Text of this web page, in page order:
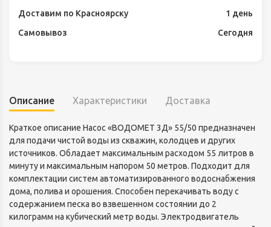
Доставим по Красноярску
1 день
Самовывоз
Сегодня
Описание Характеристики Доставка
Краткое описание Насос «ВОДОМЕТ 3Д» 55/50 предназначен
для подачи чистой воды из скважин, колодцев и других
источников. Обладает максимальным расходом 55 литров в
минуту и максимальным напором 50 метров. Подходит для
комплектации систем автоматизированного водоснабжения
дома, полива и орошения. Способен перекачивать воду с
содержанием песка во взвешенном состоянии до 2
килограмм на кубический метр воды. Электродвигатель